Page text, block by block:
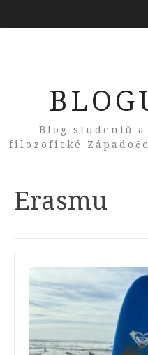
Blog studentů
filozofické
Tag:
Erasmu